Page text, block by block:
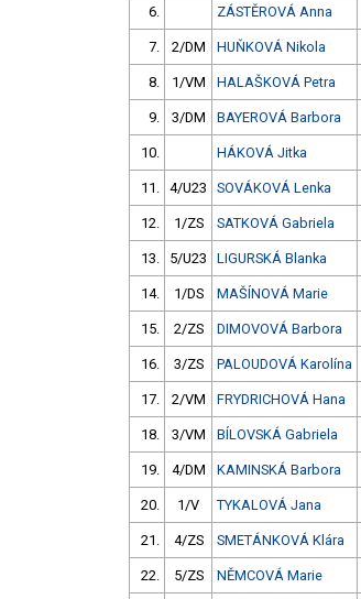
6. ZÁSTĚROVÁ Anna
7. 2/DM HUŇKOVÁ Nikola
8. 1/VM HALAŠKOVÁ Petra
9. 3/DM BAYEROVÁ Barbora
10. HÁKOVÁ Jitka
11. 4/U23 SOVÁKOVÁ Lenka
12. 1/ZS SATKOVÁ Gabriela
13. 5/U23 LIGURSKÁ Blanka
14. 1/DS MAŠÍNOVÁ Marie
15. 2/ZS DIMOVOVÁ Barbora
16. 3/ZS PALOUDOVÁ Karolína
17. 2/VM FRYDRICHOVÁ Hana
18. 3/VM BÍLOVSKÁ Gabriela
19. 4/DM KAMINSKÁ Barbora
20. 1/V TYKALOVÁ Jana
21. 4/ZS SMETÁNKOVÁ Klára
22. 5/ZS NĚMCOVÁ Marie